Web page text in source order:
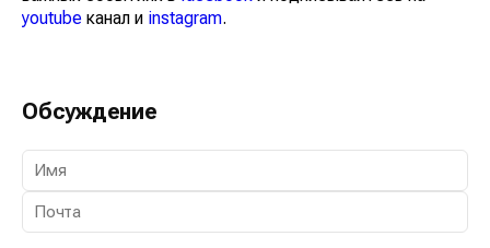
youtube канал и instagram.
Обсуждение